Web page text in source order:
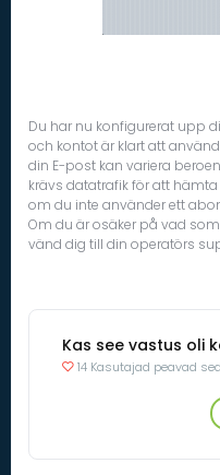
Du har nu konfigurerat upp
och kontot är klart att
din E-post kan variera
krävs datatrafik för att
om du inte använder ett
Om du är osäker på vad
vänd dig till din operatörs
Kas see vastus oli
14 Kasutajad peavad